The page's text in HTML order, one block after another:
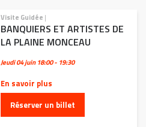
Visite Guidée |
BANQUIERS ET ARTISTES DE
LA PLAINE MONCEAU
Jeudi 04 juin18:00 - 19:30
En savoir plus
Réserver un billet